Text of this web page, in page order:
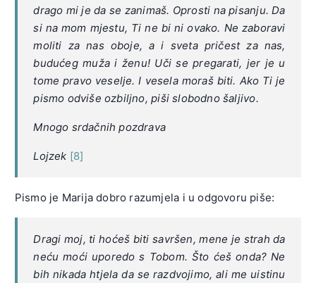
drago mi je da se zanimaš. Oprosti na pisanju. Da
si na mom mjestu, Ti ne bi ni ovako. Ne zaboravi
moliti za nas oboje, a i sveta pričest za nas,
budućeg muža i ženu! Uči se pregarati, jer je u
tome pravo veselje. I vesela moraš biti. Ako Ti je
pismo odviše ozbiljno, piši slobodno šaljivo.
Mnogo srdačnih pozdrava
Lojzek [8]
Pismo je Marija dobro razumjela i u odgovoru piše:
Dragi moj, ti hoćeš biti savršen, mene je strah da
neću moći uporedo s Tobom. Što ćeš onda? Ne
bih nikada htjela da se razdvojimo, ali me uistinu